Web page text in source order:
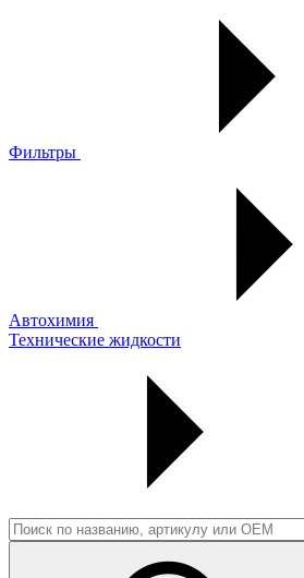
Фильтры
Автохимия
Технические жидкости